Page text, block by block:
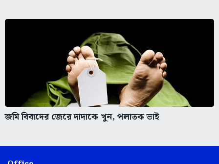
জমি বিবাদের জেরে দাদাকে খুন, পলাতক ভাই